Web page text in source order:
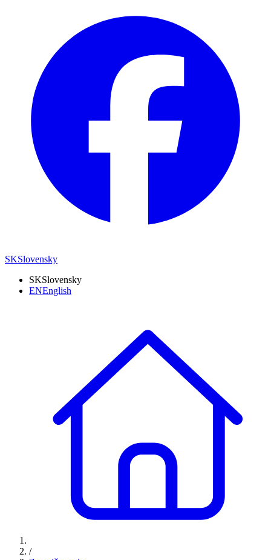
SKSlovensky
SKSlovensky
ENEnglish
/